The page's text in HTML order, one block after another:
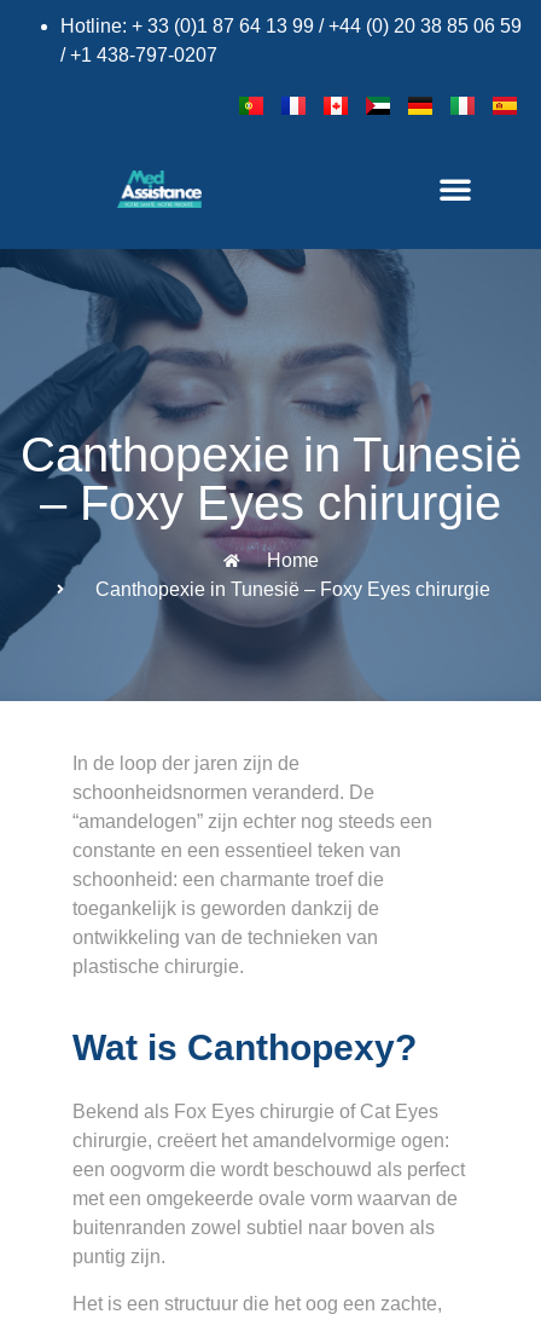
Hotline: + 33 (0)1 87 64 13 99 / +44 (0) 20 38 85 06 59
/ +1 438-797-0207
Canthopexie in Tunesië
– Foxy Eyes chirurgie
Home
Canthopexie in Tunesië – Foxy Eyes chirurgie
In de loop der jaren zijn de
schoonheidsnormen veranderd. De
“amandelogen” zijn echter nog steeds een
constante en een essentieel teken van
schoonheid: een charmante troef die
toegankelijk is geworden dankzij de
ontwikkeling van de technieken van
plastische chirurgie.
Wat is Canthopexy?
Bekend als Fox Eyes chirurgie of Cat Eyes
chirurgie, creëert het amandelvormige ogen:
een oogvorm die wordt beschouwd als perfect
met een omgekeerde ovale vorm waarvan de
buitenranden zowel subtiel naar boven als
puntig zijn.
Het is een structuur die het oog een zachte,